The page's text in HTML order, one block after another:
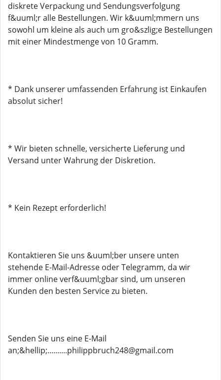
diskrete Verpackung und Sendungsverfolgung
f&uuml;r alle Bestellungen. Wir k&uuml;mmern uns
sowohl um kleine als auch um gro&szlig;e Bestellungen
mit einer Mindestmenge von 10 Gramm.
* Dank unserer umfassenden Erfahrung ist Einkaufen
absolut sicher!
* Wir bieten schnelle, versicherte Lieferung und
Versand unter Wahrung der Diskretion.
* Kein Rezept erforderlich!
Kontaktieren Sie uns &uuml;ber unsere unten
stehende E-Mail-Adresse oder Telegramm, da wir
immer online verf&uuml;gbar sind, um unseren
Kunden den besten Service zu bieten.
Senden Sie uns eine E-Mail
an;&hellip;..........philippbruch248@gmail.com